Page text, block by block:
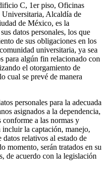
C, 1er piso, Oficinas
Alcaldía de
de México, es la
datos personales, los que
de sus obligaciones en los
universitaria, ya sea
para algún fin relacionado con
el otorgamiento de
cual se prevé de manera
personales para la adecuada
asignados a la dependencia,
conforme a las normas y
la captación, manejo,
relativos al estado de
momento, serán tratados en su
de acuerdo con la legislación